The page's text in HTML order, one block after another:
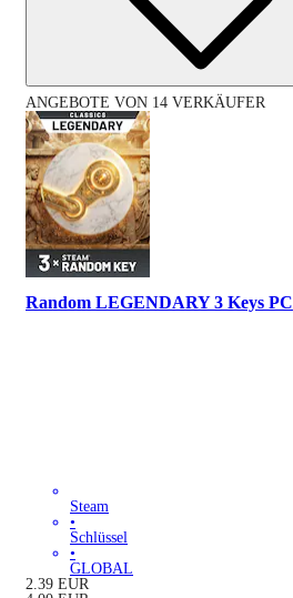
ANGEBOTE VON 14 VERKÄUFER
Random LEGENDARY 3 Keys PC
Steam
•
Schlüssel
•
GLOBAL
2.39 EUR